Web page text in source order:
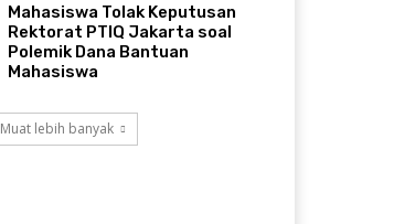
Mahasiswa Tolak Keputusan
Rektorat PTIQ Jakarta soal
Polemik Dana Bantuan
Mahasiswa
Muat lebih banyak